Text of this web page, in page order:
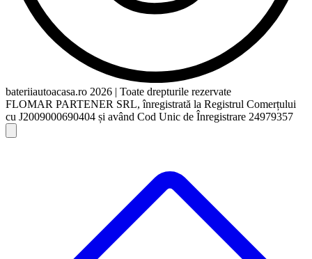
bateriiautoacasa.ro 2026 | Toate drepturile rezervate
FLOMAR PARTENER SRL, înregistrată la Registrul Comerțului
cu J2009000690404 și având Cod Unic de Înregistrare 24979357